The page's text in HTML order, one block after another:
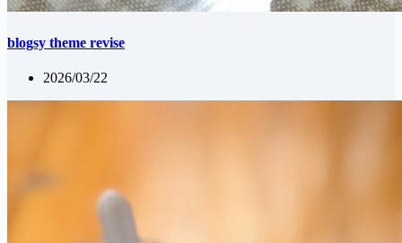
blogsy theme revise
2026/03/22